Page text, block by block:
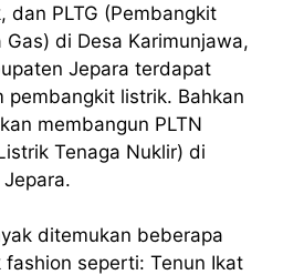
dan PLTG (Pembangkit
Gas) di Desa Karimunjawa,
Jepara terdapat
pembangkit listrik. Bahkan
membangun PLTN
Tenaga Nuklir) di
ditemukan beberapa
fashion seperti: Tenun Ikat